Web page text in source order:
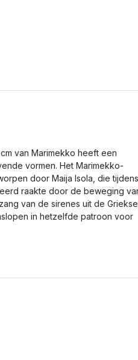
van Marimekko heeft een
vormen. Het Marimekko-
door Maija Isola, die tijdens
raakte door de beweging
van de sirenes uit de Griekse
in hetzelfde patroon voor